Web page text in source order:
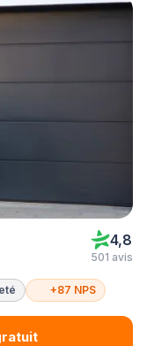
4,8
501 avis
+87 NPS